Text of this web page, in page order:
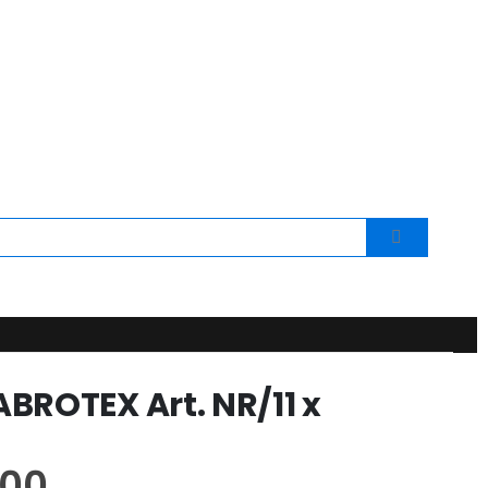
Art. NR/11 x